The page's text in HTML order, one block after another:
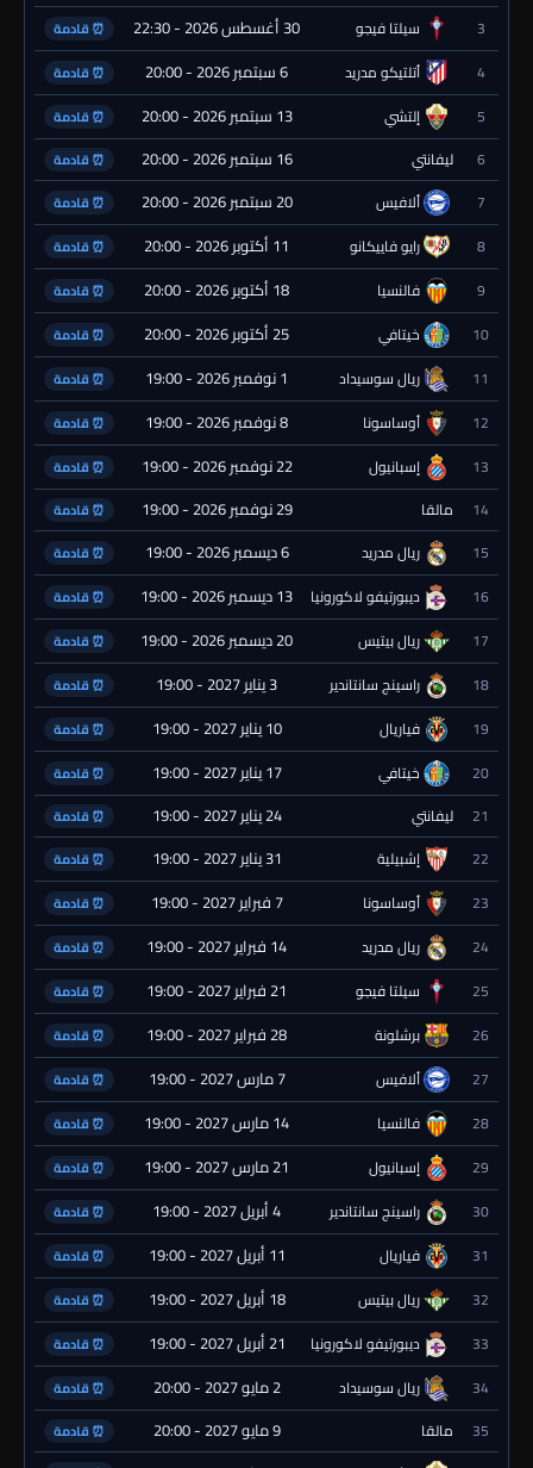
3 سيلتا فيجو 30 أغسطس 2026 - 22:30 ⏰ قادمة
4 أتلتيكو مدريد 6 سبتمبر 2026 - 20:00 ⏰ قادمة
5 إلتشي 13 سبتمبر 2026 - 20:00 ⏰ قادمة
6 ليفانتي 16 سبتمبر 2026 - 20:00 ⏰ قادمة
7 ألافيس 20 سبتمبر 2026 - 20:00 ⏰ قادمة
8 رايو فاييكانو 11 أكتوبر 2026 - 20:00 ⏰ قادمة
9 فالنسيا 18 أكتوبر 2026 - 20:00 ⏰ قادمة
10 خيتافي 25 أكتوبر 2026 - 20:00 ⏰ قادمة
11 ريال سوسيداد 1 نوفمبر 2026 - 19:00 ⏰ قادمة
12 أوساسونا 8 نوفمبر 2026 - 19:00 ⏰ قادمة
13 إسبانيول 22 نوفمبر 2026 - 19:00 ⏰ قادمة
14 مالقا 29 نوفمبر 2026 - 19:00 ⏰ قادمة
15 ريال مدريد 6 ديسمبر 2026 - 19:00 ⏰ قادمة
16 ديبورتيفو لاكورونيا 13 ديسمبر 2026 - 19:00 ⏰ قادمة
17 ريال بيتيس 20 ديسمبر 2026 - 19:00 ⏰ قادمة
18 راسينج سانتاندير 3 يناير 2027 - 19:00 ⏰ قادمة
19 فياريال 10 يناير 2027 - 19:00 ⏰ قادمة
20 خيتافي 17 يناير 2027 - 19:00 ⏰ قادمة
21 ليفانتي 24 يناير 2027 - 19:00 ⏰ قادمة
22 إشبيلية 31 يناير 2027 - 19:00 ⏰ قادمة
23 أوساسونا 7 فبراير 2027 - 19:00 ⏰ قادمة
24 ريال مدريد 14 فبراير 2027 - 19:00 ⏰ قادمة
25 سيلتا فيجو 21 فبراير 2027 - 19:00 ⏰ قادمة
26 برشلونة 28 فبراير 2027 - 19:00 ⏰ قادمة
27 ألافيس 7 مارس 2027 - 19:00 ⏰ قادمة
28 فالنسيا 14 مارس 2027 - 19:00 ⏰ قادمة
29 إسبانيول 21 مارس 2027 - 19:00 ⏰ قادمة
30 راسينج سانتاندير 4 أبريل 2027 - 19:00 ⏰ قادمة
31 فياريال 11 أبريل 2027 - 19:00 ⏰ قادمة
32 ريال بيتيس 18 أبريل 2027 - 19:00 ⏰ قادمة
33 ديبورتيفو لاكورونيا 21 أبريل 2027 - 19:00 ⏰ قادمة
34 ريال سوسيداد 2 مايو 2027 - 20:00 ⏰ قادمة
35 مالقا 9 مايو 2027 - 20:00 ⏰ قادمة